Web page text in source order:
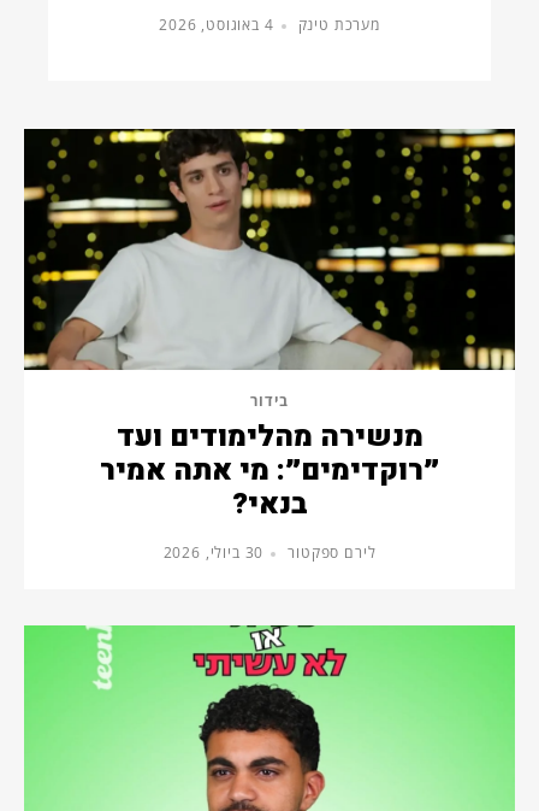
מערכת טינק 4 באוגוסט, 2026
בידור
מנשירה מהלימודים ועד
״רוקדימים״: מי אתה אמיר
בנאי?
לירם ספקטור 30 ביולי, 2026